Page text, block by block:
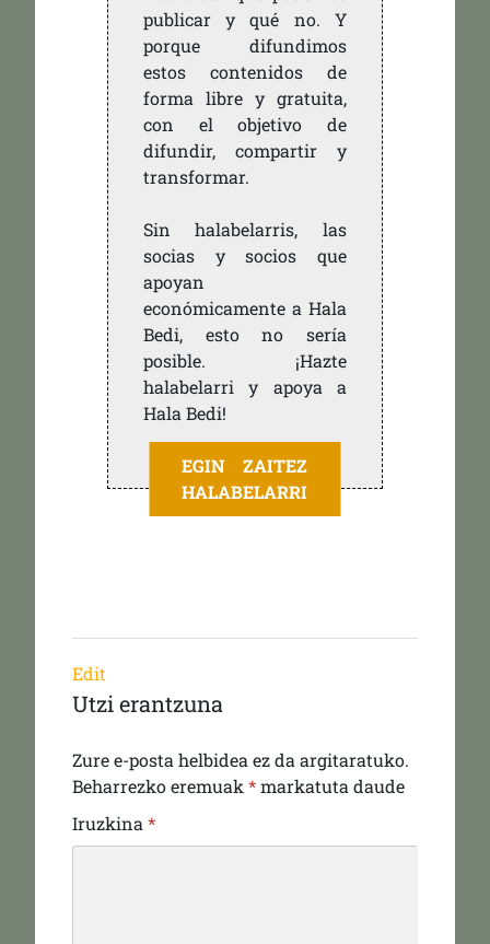
publicar y qué no. Y
porque difundimos
estos contenidos de
forma libre y gratuita,
con el objetivo de
difundir, compartir y
transformar.
Sin halabelarris, las
socias y socios que
apoyan
económicamente a Hala
Bedi, esto no sería
posible. ¡Hazte
halabelarri y apoya a
Hala Bedi!
EGIN ZAITEZ
HALABELARRI
Edit
Utzi erantzuna
Zure e-posta helbidea ez da argitaratuko.
Beharrezko eremuak *markatuta daude
Iruzkina *